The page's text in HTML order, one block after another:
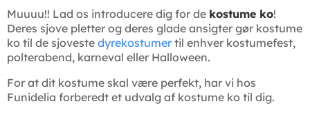
Muuuu!! Lad os introducere dig for de kostume ko!
Deres sjove pletter og deres glade ansigter gør kostume
ko til de sjoveste dyrekostumer til enhver kostumefest,
polterabend, karneval eller Halloween.
For at dit kostume skal være perfekt, har vi hos
Funidelia forberedt et udvalg af kostume ko til dig.